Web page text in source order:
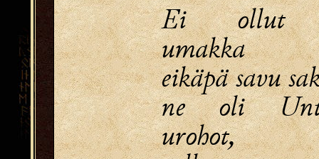
Ei ollut
umakka
eikäpä savu
ne oli
urohot,